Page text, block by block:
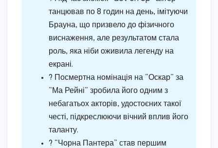
танцював по 8 годин на день, імітуючи
Брауна, що призвело до фізичного
виснаження, але результатом стала
роль, яка ніби оживила легенду на
екрані.
? Посмертна номінація на “Оскар” за
“Ма Рейні” зробила його одним з
небагатьох акторів, удостоєних такої
честі, підкреслюючи вічний вплив його
таланту.
? “Чорна Пантера” став першим